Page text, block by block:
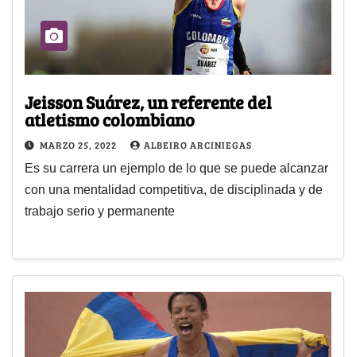
Jeisson Suárez, un referente del
atletismo colombiano
MARZO 25, 2022 ALBEIRO ARCINIEGAS
Es su carrera un ejemplo de lo que se puede alcanzar
con una mentalidad competitiva, de disciplinada y de
trabajo serio y permanente